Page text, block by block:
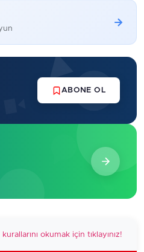
ABONE OL
okumak için tıklayınız!